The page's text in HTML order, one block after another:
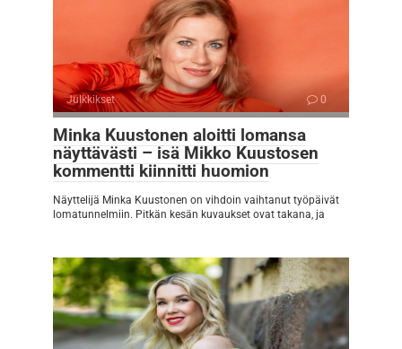
Julkkikset 0
Minka Kuustonen aloitti lomansa
näyttävästi – isä Mikko Kuustosen
kommentti kiinnitti huomion
Näyttelijä Minka Kuustonen on vihdoin vaihtanut työpäivät
lomatunnelmiin. Pitkän kesän kuvaukset ovat takana, ja